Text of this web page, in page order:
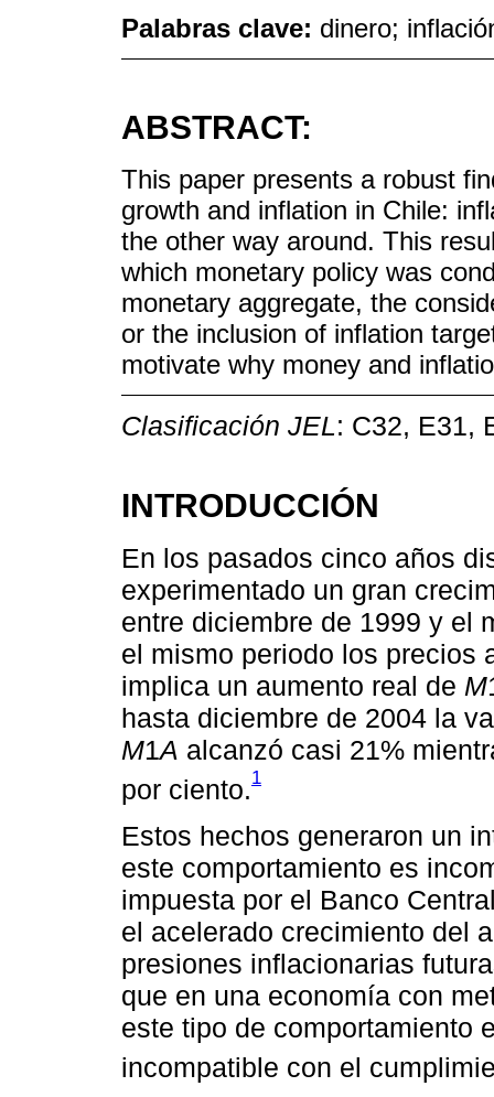
Palabras clave: dinero;
ABSTRACT:
This paper presents a robust
growth and inflation in Chile:
the other way around. This
which monetary policy was
monetary aggregate, the
or the inclusion of inflation
motivate why money and
Clasificación JEL: C32, E31,
INTRODUCCIÓN
En los pasados cinco años
experimentado un gran
entre diciembre de 1999 y el
el mismo periodo los precios
implica un aumento real de M
hasta diciembre de 2004 la
M1A alcanzó casi 21%
por ciento.1
Estos hechos generaron un
este comportamiento es
impuesta por el Banco
el acelerado crecimiento del
presiones inflacionarias
que en una economía con
este tipo de comportamiento
incompatible con el